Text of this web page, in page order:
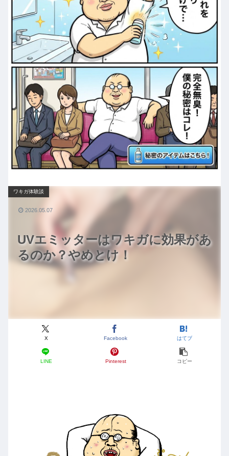
UVエミッターはワキガに効果があ
るのか？やめとけ！
ワキガ体験談
X Facebook はてブ
LINE Pinterest コピー
2026.05.07